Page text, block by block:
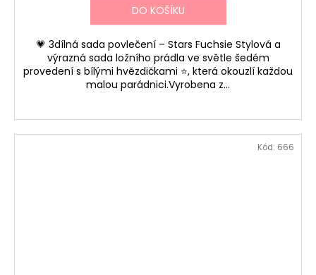
DO KOŠÍKU
💗 3dílná sada povlečení – Stars Fuchsie Stylová a
výrazná sada ložního prádla ve světle šedém
provedení s bílými hvězdičkami ⭐, která okouzlí každou
malou parádnici.Vyrobena z...
Kód: 666